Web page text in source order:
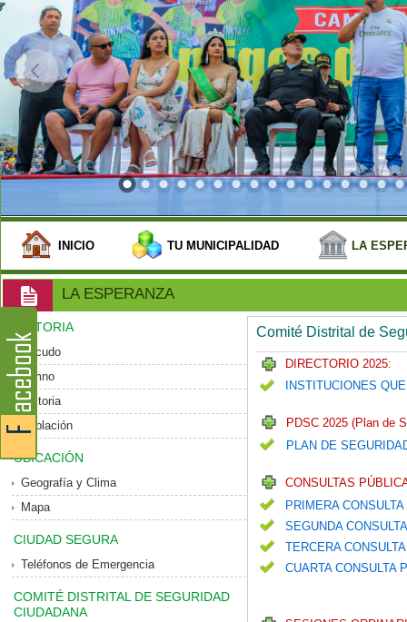
INICIO TU MUNICIPALIDAD LA
LA ESPERANZA
HISTORIA
Escudo
Himno
Historia
Población
UBICACIÓN
Geografía y Clima
Mapa
CIUDAD SEGURA
Teléfonos de Emergencia
COMITÉ DISTRITAL DE SEGURIDAD
CIUDADANA
Comité Distrital de
DIRECTORIO 2025:
INSTITUCIONES
PDSC 2025 (Plan de
PLAN DE
CONSULTAS
PRIMERA
SEGUNDA
TERCERA
CUARTA CONSULTA